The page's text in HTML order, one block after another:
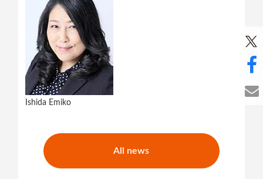
Ishida Emiko
All news